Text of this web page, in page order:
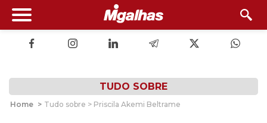
TUDO SOBRE
Home > Tudo sobre > Priscila Akemi Beltrame